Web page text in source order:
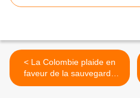
< La Colombie plaide en
faveur de la sauvegarde
des cultures indigènes à